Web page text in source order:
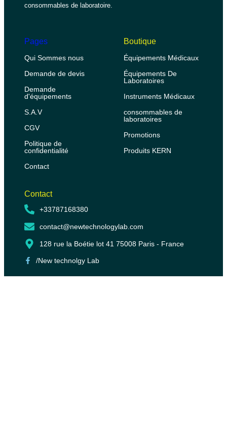
consommables de laboratoire.
Pages
Qui Sommes nous
Demande de devis
Demande
d'équipements
S.A.V
CGV
Politique de
confidentialité
Contact
Boutique
Équipements Médicaux
Équipements De
Laboratoires
Instruments Médicaux
consommables de
laboratoires
Promotions
Produits KERN
Contact
+33787168380
contact@newtechnologylab.com
128 rue la Boétie lot 41 75008 Paris - France
/New technolgy Lab